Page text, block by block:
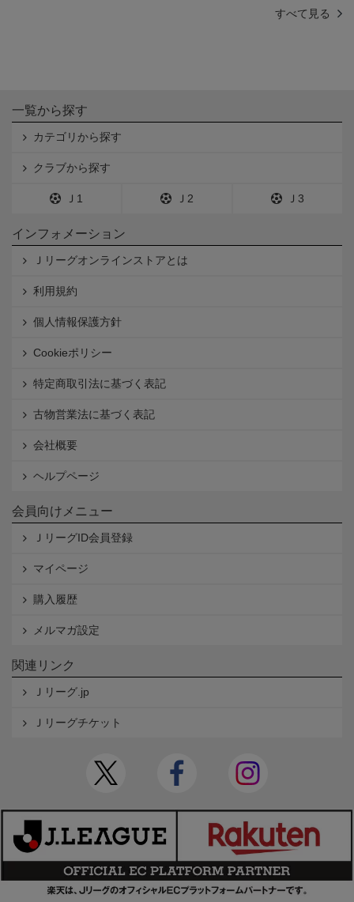
すべて見る
一覧から探す
カテゴリから探す
クラブから探す
Ｊ1 Ｊ2 Ｊ3
インフォメーション
Ｊリーグオンラインストアとは
利用規約
個人情報保護方針
Cookieポリシー
特定商取引法に基づく表記
古物営業法に基づく表記
会社概要
ヘルプページ
会員向けメニュー
ＪリーグID会員登録
マイページ
購入履歴
メルマガ設定
関連リンク
Ｊリーグ.jp
Ｊリーグチケット